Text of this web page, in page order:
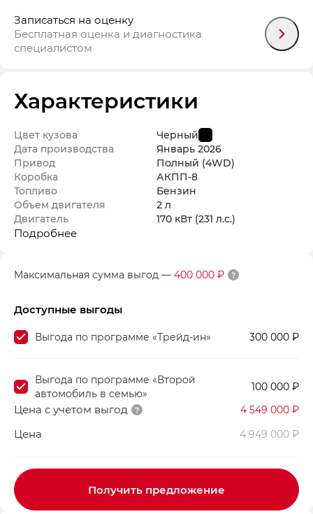
Записаться на оценку
Бесплатная оценка и диагностика
специалистом
Характеристики
Цвет кузова
Черный
Дата производства
Январь 2026
Привод
Полный (4WD)
Коробка
АКПП-8
Топливо
Бензин
Объем двигателя
2 л
Двигатель
170 кВт (231 л.с.)
Подробнее
Максимальная сумма выгод — 400 000 ₽
Доступные выгоды
300 000 ₽
Выгода по программе «Трейд-ин»
100 000 ₽
Выгода по программе «Второй
автомобиль в семью»
Цена с учетом выгод 4 549 000 ₽
Цена 4 949 000 ₽
Получить предложение